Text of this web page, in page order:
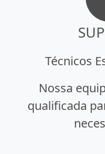
Técnicos
Nossa
qualificada